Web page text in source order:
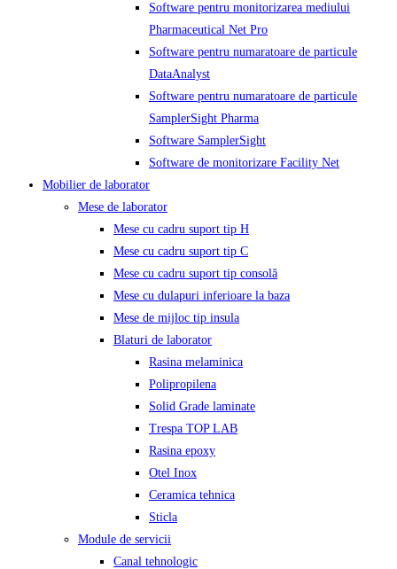
Software pentru monitorizarea mediului
Pharmaceutical Net Pro
Software pentru numaratoare de particule
DataAnalyst
Software pentru numaratoare de particule
SamplerSight Pharma
Software SamplerSight
Software de monitorizare Facility Net
Mobilier de laborator
Mese de laborator
Mese cu cadru suport tip H
Mese cu cadru suport tip C
Mese cu cadru suport tip consolă
Mese cu dulapuri inferioare la baza
Mese de mijloc tip insula
Blaturi de laborator
Rasina melaminica
Polipropilena
Solid Grade laminate
Trespa TOP LAB
Rasina epoxy
Otel Inox
Ceramica tehnica
Sticla
Module de servicii
Canal tehnologic